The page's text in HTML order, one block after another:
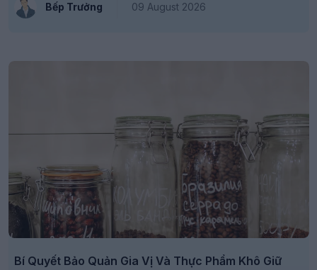
Bếp Trưởng 09 August 2026
Bí Quyết Bảo Quản Gia Vị Và Thực Phẩm Khô Giữ